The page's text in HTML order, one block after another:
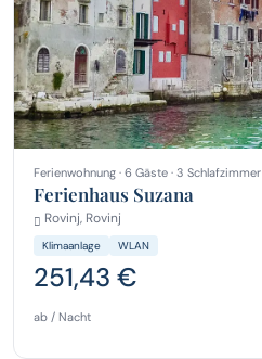
Ferienwohnung · 6 Gäste · 3 Schlafzimmer
Ferienhaus Suzana
Rovinj, Rovinj
Klimaanlage WLAN
251,43 €
ab / Nacht